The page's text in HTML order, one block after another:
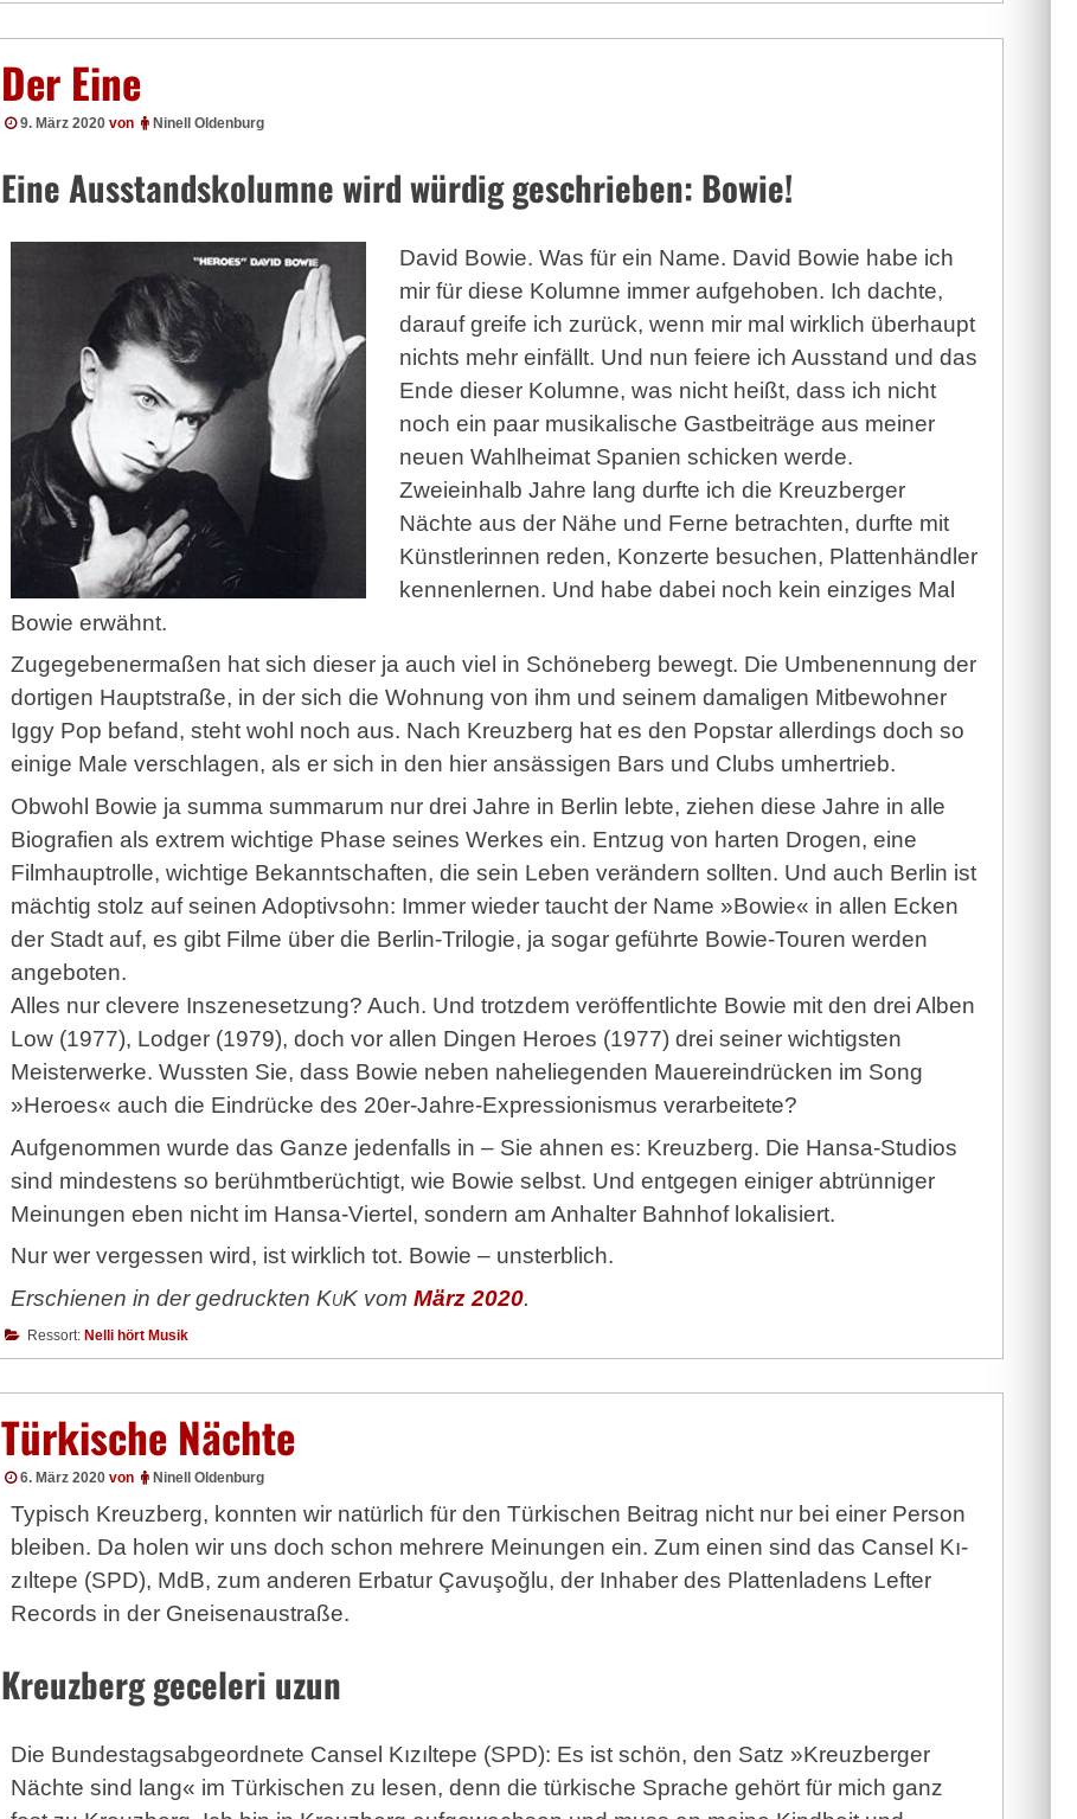
Der Eine
9. März 2020 von Ninell Oldenburg
Eine Ausstandskolumne wird würdig geschrieben: Bowie!
David Bowie. Was für ein Name. David Bowie habe ich
mir für diese Kolumne immer aufgehoben. Ich dachte,
darauf greife ich zurück, wenn mir mal wirklich überhaupt
nichts mehr einfällt. Und nun feiere ich Ausstand und das
Ende dieser Kolumne, was nicht heißt, dass ich nicht
noch ein paar musikalische Gastbeiträge aus meiner
neuen Wahlheimat Spanien schicken werde.
Zweieinhalb Jahre lang durfte ich die Kreuzberger
Nächte aus der Nähe und Ferne betrachten, durfte mit
Künstlerinnen reden, Konzerte besuchen, Plattenhändler
kennenlernen. Und habe dabei noch kein einziges Mal
Bowie erwähnt.
Zugegebenermaßen hat sich dieser ja auch viel in Schöneberg bewegt. Die Umbenennung der
dortigen Hauptstraße, in der sich die Wohnung von ihm und seinem damaligen Mitbewohner
Iggy Pop befand, steht wohl noch aus. Nach Kreuzberg hat es den Popstar allerdings doch so
einige Male verschlagen, als er sich in den hier ansässigen Bars und Clubs umhertrieb.
Obwohl Bowie ja summa summarum nur drei Jahre in Berlin lebte, ziehen diese Jahre in alle
Biografien als extrem wichtige Phase seines Werkes ein. Entzug von harten Drogen, eine
Filmhauptrolle, wichtige Bekanntschaften, die sein Leben verändern sollten. Und auch Berlin ist
mächtig stolz auf seinen Adoptivsohn: Immer wieder taucht der Name »Bowie« in allen Ecken
der Stadt auf, es gibt Filme über die Berlin-Trilogie, ja sogar geführte Bowie-Touren werden
angeboten.
Alles nur clevere Inszenesetzung? Auch. Und trotzdem veröffentlichte Bowie mit den drei Alben
Low (1977), Lodger (1979), doch vor allen Dingen Heroes (1977) drei seiner wichtigsten
Meisterwerke. Wussten Sie, dass Bowie neben naheliegenden Mauereindrücken im Song
»Heroes« auch die Eindrücke des 20er-Jahre-Expressionismus verarbeitete?
Aufgenommen wurde das Ganze jedenfalls in – Sie ahnen es: Kreuzberg. Die Hansa-Studios
sind mindestens so berühmtberüchtigt, wie Bowie selbst. Und entgegen einiger abtrünniger
Meinungen eben nicht im Hansa-Viertel, sondern am Anhalter Bahnhof lokalisiert.
Nur wer vergessen wird, ist wirklich tot. Bowie – unsterblich.
Erschienen in der gedruckten KuKvom März 2020.
Ressort: Nelli hört Musik
Türkische Nächte
6. März 2020 von Ninell Oldenburg
Typisch Kreuzberg, konnten wir natürlich für den Türkischen Beitrag nicht nur bei einer Person
bleiben. Da holen wir uns doch schon mehrere Meinungen ein. Zum einen sind das Cansel Kı­
zıl­te­pe (SPD), MdB, zum anderen Erbatur Çavuşoğlu, der Inhaber des Plattenladens Lefter
Records in der Gneisenaustraße.
Kreuzberg geceleri uzun
Die Bundestagsabgeordnete Cansel Kı­zıl­te­pe (SPD): Es ist schön, den Satz »Kreuzberger
Nächte sind lang« im Türkischen zu lesen, denn die türkische Sprache gehört für mich ganz